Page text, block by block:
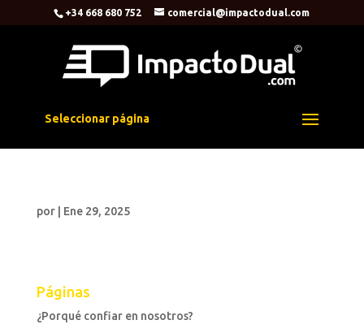
+34 668 680 752 comercial@impactodual.com
Seleccionar página
por Ene 29, 2025
Páginas
¿Porqué confiar en nosotros?